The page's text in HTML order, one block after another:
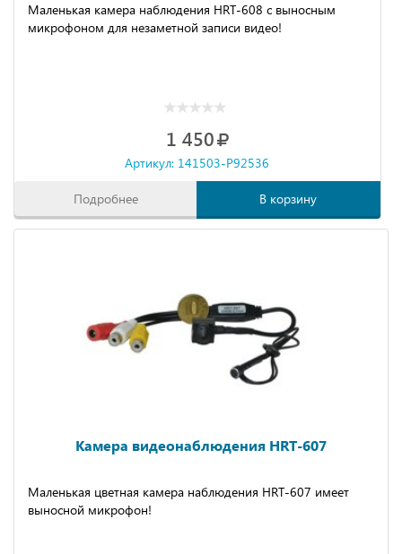
Маленькая камера наблюдения HRT-608 с выносным
микрофоном для незаметной записи видео!
1 450
Артикул: 141503-P92536
Подробнее В корзину
Камера видеонаблюдения HRT-607
Маленькая цветная камера наблюдения HRT-607 имеет
выносной микрофон!